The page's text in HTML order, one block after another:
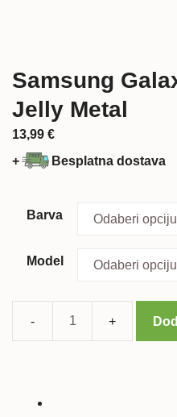
Samsung
Jelly Metal
13,99 €
+
Besplatna dostava
Barva
Model